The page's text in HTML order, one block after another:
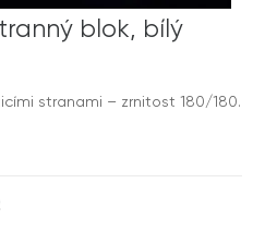
blok, bílý
stranami – zrnitost 180/180.